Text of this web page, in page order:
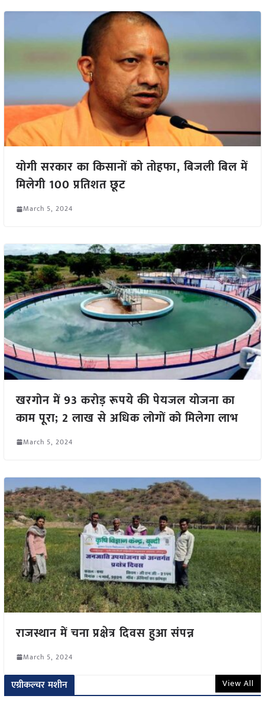
योगी सरकार का किसानों को तोहफा, बिजली बिल में
मिलेगी 100 प्रतिशत छूट
March 5, 2024
खरगोन में 93 करोड़ रूपये की पेयजल योजना का
काम पूरा; 2 लाख से अधिक लोगों को मिलेगा लाभ
March 5, 2024
राजस्थान में चना प्रक्षेत्र दिवस हुआ संपन्न
March 5, 2024
एग्रीकल्चर मशीन View All